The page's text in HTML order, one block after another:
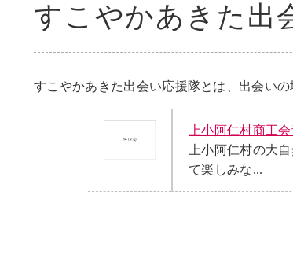
すこやかあきた出
すこやかあきた出会い応援隊とは、出会い
上小阿仁村商工
上小阿仁村の大
て楽しみな...